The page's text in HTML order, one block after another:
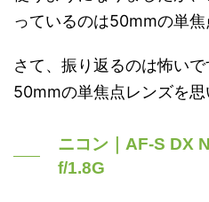
っているのは50mmの単焦
さて、振り返るのは怖い
50mmの単焦点レンズを思
ニコン｜AF-S DX
f/1.8G